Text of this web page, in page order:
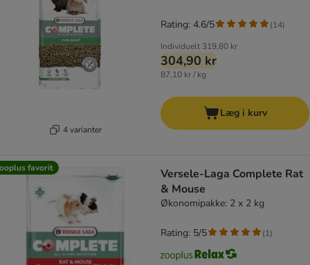
4 varianter
Individuelt 319,80 kr
304,90 kr
87,10 kr / kg
Rating: 4.6/5 (14)
Læg i kurv
favorit
Versele-Laga Complete Rat
& Mouse
Økonomipakke: 2 x 2 kg
Rating: 5/5 (1)